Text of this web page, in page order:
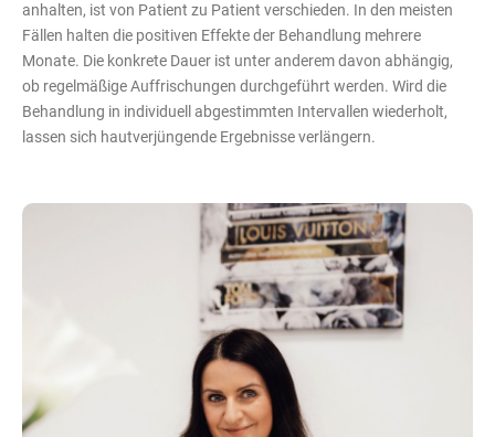
anhalten, ist von Patient zu Patient verschieden. In den meisten
Fällen halten die positiven Effekte der Behandlung mehrere
Monate. Die konkrete Dauer ist unter anderem davon abhängig,
ob regelmäßige Auffrischungen durchgeführt werden. Wird die
Behandlung in individuell abgestimmten Intervallen wiederholt,
lassen sich hautverjüngende Ergebnisse verlängern.